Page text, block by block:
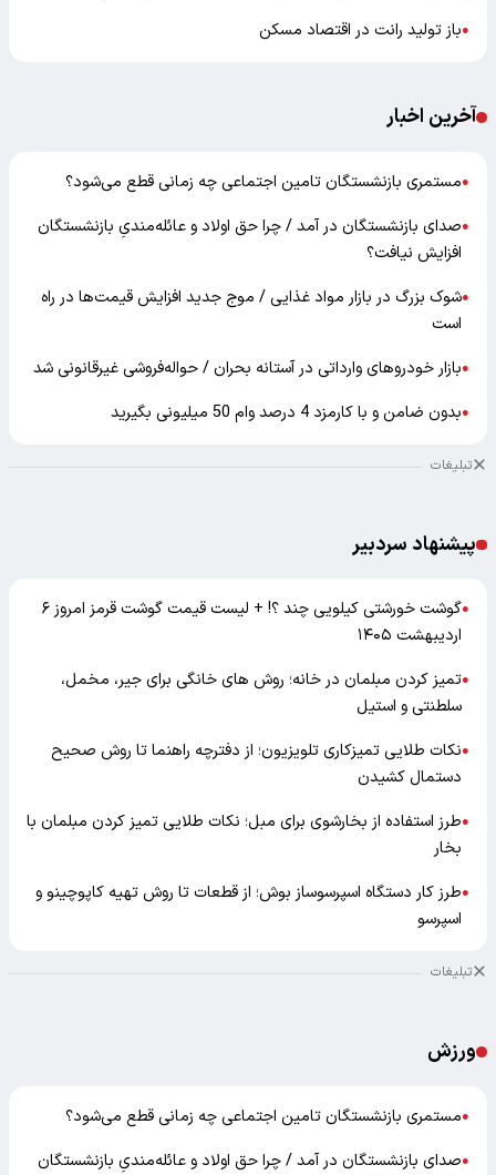
●باز تولید رانت در اقتصاد مسکن
آخرین اخبار
●مستمری بازنشستگان تامین اجتماعی چه زمانی قطع می‌شود؟
●صدای بازنشستگان در آمد / چرا حق اولاد و عائله‌مندیِ بازنشستگان
افزایش نیافت؟
●شوک بزرگ در بازار مواد غذایی / موج جدید افزایش قیمت‌ها در راه
است
●بازار خودرو‌های وارداتی در آستانه بحران / حواله‌فروشی غیرقانونی شد
●بدون ضامن و با کارمزد 4 درصد وام 50 میلیونی بگیرید
تبلیغات
پیشنهاد سردبیر
●
گوشت خورشتی کیلویی چند ؟! + لیست قیمت گوشت قرمز امروز ۶
اردیبهشت ۱۴۰۵
●تمیز کردن مبلمان در خانه؛ روش های خانگی برای جیر، مخمل،
سلطنتی و استیل
●نکات طلایی تمیزکاری تلویزیون؛ از دفترچه راهنما تا روش صحیح
دستمال کشیدن
●طرز استفاده از بخارشوی برای مبل؛ نکات طلایی تمیز کردن مبلمان با
بخار
●طرز کار دستگاه اسپرسوساز بوش؛ از قطعات تا روش تهیه کاپوچینو و
اسپرسو
تبلیغات
ورزش
●مستمری بازنشستگان تامین اجتماعی چه زمانی قطع می‌شود؟
●صدای بازنشستگان در آمد / چرا حق اولاد و عائله‌مندیِ بازنشستگان